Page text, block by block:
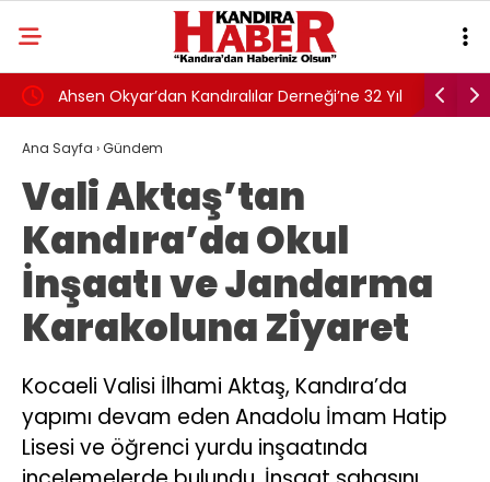
Ahsen Okyar’dan Kandıralılar Derneği’ne 32 Yıl
Sonra Veda
Süper
Ana Sayfa ›Gündem
Vali Aktaş’tan
Kandıra’da Okul
İnşaatı ve Jandarma
Karakoluna Ziyaret
Kocaeli Valisi İlhami Aktaş, Kandıra’da
yapımı devam eden Anadolu İmam Hatip
Lisesi ve öğrenci yurdu inşaatında